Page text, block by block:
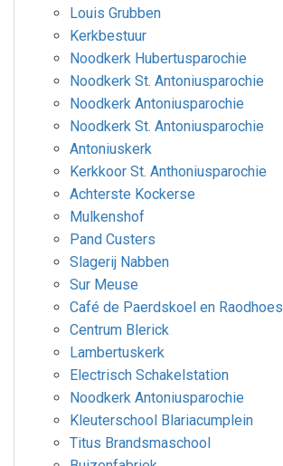
Louis Grubben
Kerkbestuur
Noodkerk Hubertusparochie
Noodkerk St. Antoniusparochie
Noodkerk Antoniusparochie
Noodkerk St. Antoniusparochie
Antoniuskerk
Kerkkoor St. Anthoniusparochie
Achterste Kockerse
Mulkenshof
Pand Custers
Slagerij Nabben
Sur Meuse
Café de Paerdskoel en Raodhoes
Centrum Blerick
Lambertuskerk
Electrisch Schakelstation
Noodkerk Antoniusparochie
Kleuterschool Blariacumplein
Titus Brandsmaschool